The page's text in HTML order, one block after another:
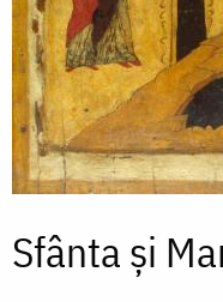
Sfânta și